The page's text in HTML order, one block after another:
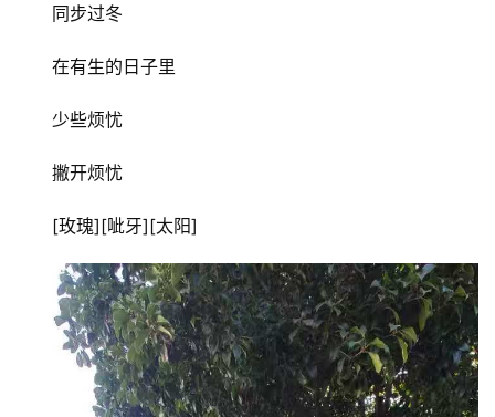
登录
​同步过冬
在有生的日子里
少些烦忧
撇开烦忧
​[玫瑰][呲牙][太阳]